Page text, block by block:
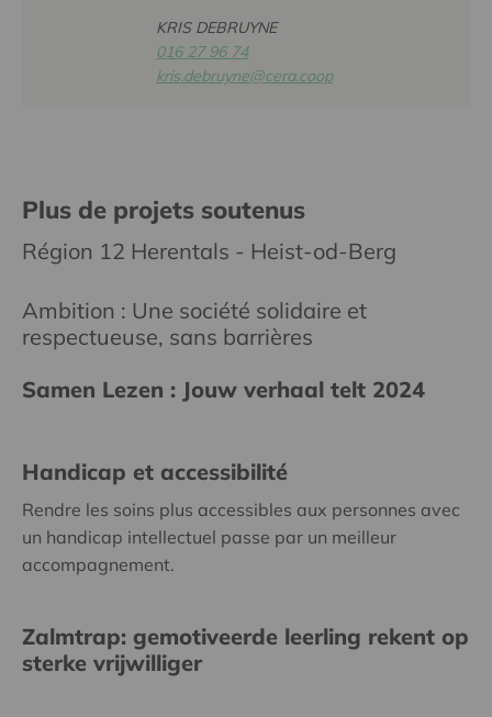
KRIS DEBRUYNE
016 27 96 74
kris.debruyne@cera.coop
Plus de projets soutenus
Région 12 Herentals - Heist-od-Berg
Ambition : Une société solidaire et
respectueuse, sans barrières
Samen Lezen : Jouw verhaal telt 2024
Handicap et accessibilité
Rendre les soins plus accessibles aux personnes avec
un handicap intellectuel passe par un meilleur
accompagnement.
Zalmtrap: gemotiveerde leerling rekent op
sterke vrijwilliger